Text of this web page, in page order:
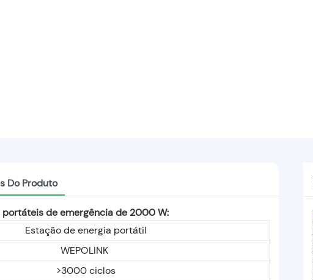
Do Produto
de emergência de 2000 W:
Estação de energia portátil
WEPOLINK
>3000 ciclos